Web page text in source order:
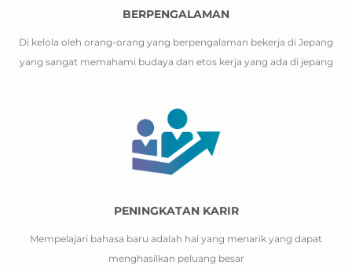
BERPENGALAMAN
Di kelola oleh orang-orang yang berpengalaman bekerja di Jepang
yang sangat memahami budaya dan etos kerja yang ada di jepang
PENINGKATAN KARIR
Mempelajari bahasa baru adalah hal yang menarik yang dapat
menghasilkan peluang besar